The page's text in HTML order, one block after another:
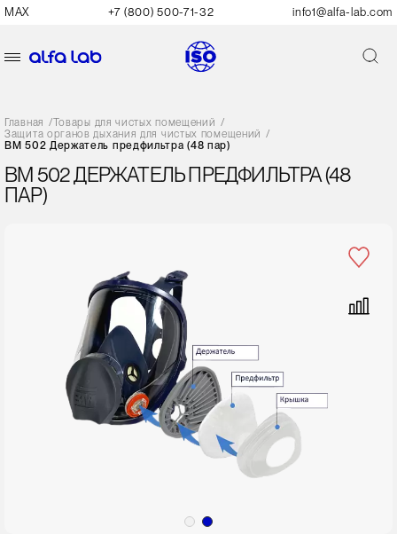
MAX +7 (800) 500-71-32 info1@alfa-lab.com
Главная /Товары для чистых помещений /
Защита органов дыхания для чистых помещений /
ВМ 502 Держатель предфильтра (48 пар)
ВМ 502 ДЕРЖАТЕЛЬ ПРЕДФИЛЬТРА (48
ПАР)